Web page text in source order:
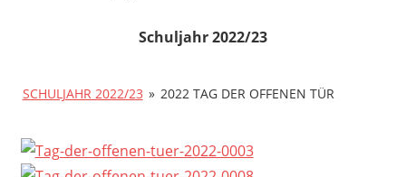
Schuljahr 2022/23
SCHULJAHR 2022/23 » 2022 TAG DER OFFENEN TÜR